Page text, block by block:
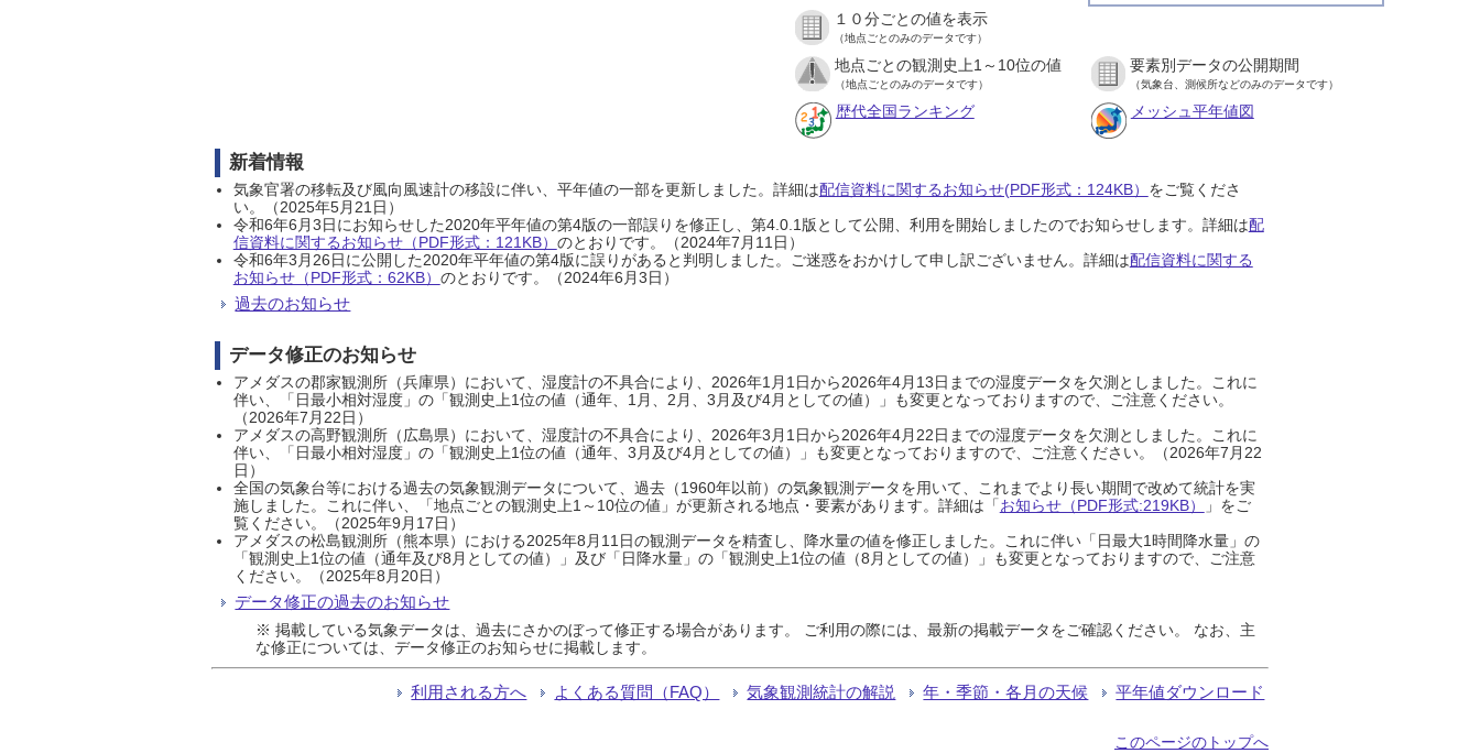
１０分ごとの値を表示
（地点ごとのみのデータです）
地点ごとの観測史上1～10位の値
（地点ごとのみのデータです）
要素別データの公開期間
（気象台、測候所などのみのデータです）
歴代全国ランキング メッシュ平年値図
新着情報
気象官署の移転及び風向風速計の移設に伴い、平年値の一部を更新しました。詳細は配信資料に関するお知らせ(PDF形式：124KB） をご覧くださ
い。（2025年5月21日）
令和6年6月3日にお知らせした2020年平年値の第4版の一部誤りを修正し、第4.0.1版として公開、利用を開始しましたのでお知らせします。詳細は配
信資料に関するお知らせ（PDF形式：121KB） のとおりです。（2024年7月11日）
令和6年3月26日に公開した2020年平年値の第4版に誤りがあると判明しました。ご迷惑をおかけして申し訳ございません。詳細は配信資料に関する
お知らせ（PDF形式：62KB） のとおりです。（2024年6月3日）
過去のお知らせ
データ修正のお知らせ
アメダスの郡家観測所（兵庫県）において、湿度計の不具合により、2026年1月1日から2026年4月13日までの湿度データを欠測としました。これに
伴い、「日最小相対湿度」の「観測史上1位の値（通年、1月、2月、3月及び4月としての値）」も変更となっておりますので、ご注意ください。
（2026年7月22日）
アメダスの高野観測所（広島県）において、湿度計の不具合により、2026年3月1日から2026年4月22日までの湿度データを欠測としました。これに
伴い、「日最小相対湿度」の「観測史上1位の値（通年、3月及び4月としての値）」も変更となっておりますので、ご注意ください。（2026年7月22
日）
全国の気象台等における過去の気象観測データについて、過去（1960年以前）の気象観測データを用いて、これまでより長い期間で改めて統計を実
施しました。これに伴い、「地点ごとの観測史上1～10位の値」が更新される地点・要素があります。詳細は「お知らせ（PDF形式:219KB）
」をご
覧ください。（2025年9月17日）
アメダスの松島観測所（熊本県）における2025年8月11日の観測データを精査し、降水量の値を修正しました。これに伴い「日最大1時間降水量」の
「観測史上1位の値（通年及び8月としての値）」及び「日降水量」の「観測史上1位の値（8月としての値）」も変更となっておりますので、ご注意
ください。（2025年8月20日）
データ修正の過去のお知らせ
※ 掲載している気象データは、過去にさかのぼって修正する場合があります。 ご利用の際には、最新の掲載データをご確認ください。 なお、主
な修正については、データ修正のお知らせに掲載します。
利用される方へ よくある質問（FAQ） 気象観測統計の解説 年・季節・各月の天候 平年値ダウンロード
このページのトップへ